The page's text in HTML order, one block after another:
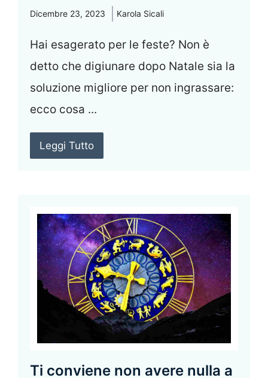
Dicembre 23, 2023 Karola Sicali
Hai esagerato per le feste? Non è
detto che digiunare dopo Natale sia la
soluzione migliore per non ingrassare:
ecco cosa ...
Leggi Tutto
Ti conviene non avere nulla a